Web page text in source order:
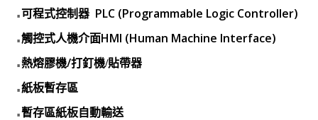
■ 可程式控制器 PLC (Programmable Logic Controller)
■ 觸控式人機介面HMI (Human Machine Interface)
■ 熱熔膠機/打釘機/貼帶器
■ 紙板暫存區
■ 暫存區紙板自動輸送